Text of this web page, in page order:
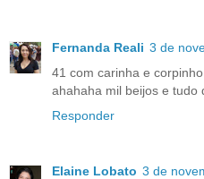
Fernanda Reali 3 de
41 com carinha e
ahahaha mil beijos e tudo
Responder
Elaine Lobato 3 de